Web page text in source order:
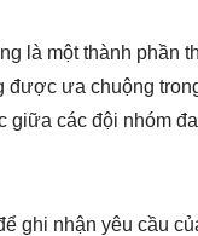
là một thành phần
được ưa chuộng
giữa các đội nhóm
ghi nhận yêu cầu